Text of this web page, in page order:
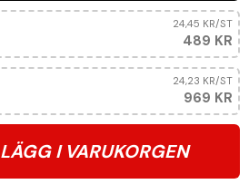
489 KR
24,45 KR/ST
969 KR
24,23 KR/ST
LÄGG I VARUKORGEN